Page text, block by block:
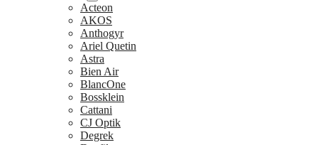
Acteon
AKOS
Anthogyr
Ariel Quetin
Astra
Bien Air
BlancOne
Bossklein
Cattani
CJ Optik
Degrek